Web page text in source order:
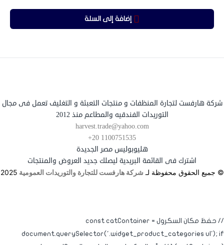
إضافة إلى السلة
شركة هارفست لتجارة المنظفات و منتجات التعبئة و التغليف تعمل فى مجال
التوريدات الفندقيه والمطاعم منذ 2012
harvest.trade@yahoo.com
+20 1100751535
هليوبوليس مصر الجديدة
اشترك فى القائمة البريدية ليصلك جديد العروض والمنتجات
© جميع الحقوق محفوظة لـ شركة هارفست للتجارة والتوريدات العمومية 2025
// حفظ مكان السكرول const catContainer =
document.querySelector('.widget_product_categories ul'); if